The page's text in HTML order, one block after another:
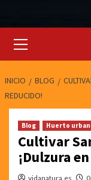
primario
INICIO BLOG
REDUCIDO!
Blog Huerto
Cultivar
¡Dulzura
vidanatura.es